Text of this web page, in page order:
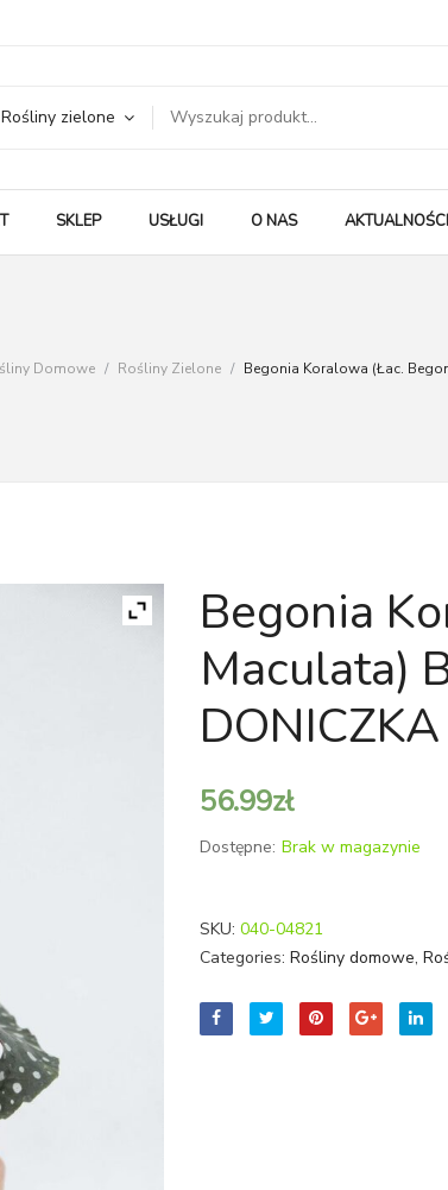
Rośliny zielone
SKLEP USŁUGI O NAS AKTUALNOŚCI
Domowe / Rośliny Zielone / Begonia Koralowa (łac.
Begonia
Maculata)
DONICZKA
56.99zł
Dostępne: Brak w magazynie
SKU: 040-04821
Categories: Rośliny domowe,